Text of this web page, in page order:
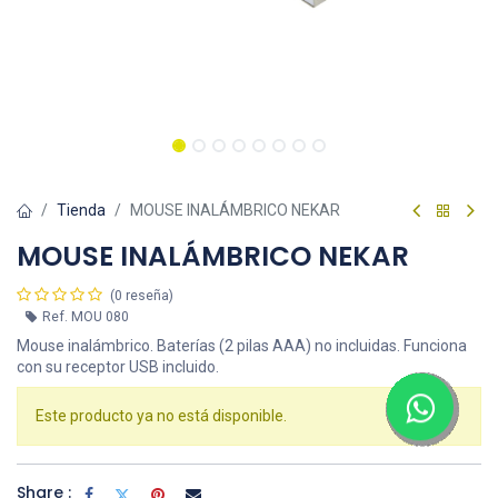
Tienda MOUSE INALÁMBRICO NEKAR
MOUSE INALÁMBRICO NEKAR
(0 reseña)
Ref. MOU 080
Mouse inalámbrico. Baterías (2 pilas AAA) no incluidas. Funciona
con su receptor USB incluido.
Este producto ya no está disponible.
Share :